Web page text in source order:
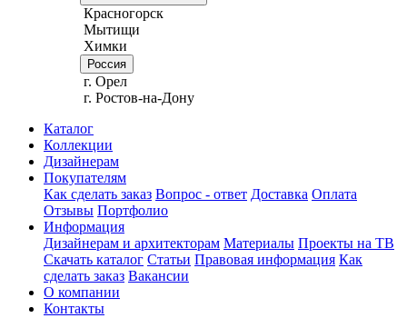
Красногорск
Мытищи
Химки
Россия
г. Орел
г. Ростов-на-Дону
Каталог
Коллекции
Дизайнерам
Покупателям
Как сделать заказ Вопрос - ответ Доставка Оплата
Отзывы Портфолио
Информация
Дизайнерам и архитекторам Материалы Проекты на ТВ
Скачать каталог Статьи Правовая информация Как
сделать заказ Вакансии
О компании
Контакты